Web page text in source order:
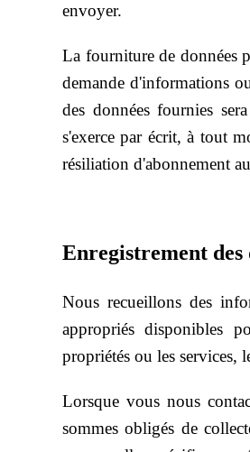
envoyer.
La fourniture de données
demande d'informations
des données fournies
s'exerce par écrit, à tout
résiliation d'abonnement
Enregistrement des
Nous recueillons des
appropriés disponibles
propriétés ou les services,
Lorsque vous nous
sommes obligés de